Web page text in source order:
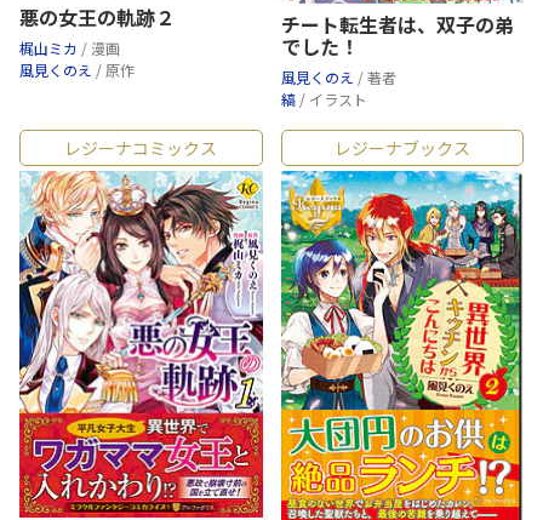
悪の女王の軌跡２
梶山ミカ / 漫画
風見くのえ / 原作
チート転生者は、双子の弟
でした！
風見くのえ / 著者
縞 / イラスト
レジーナコミックス レジーナブックス